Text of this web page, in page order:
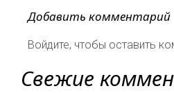
Добавить комментарий
Войдите, чтобы оставить
Свежие